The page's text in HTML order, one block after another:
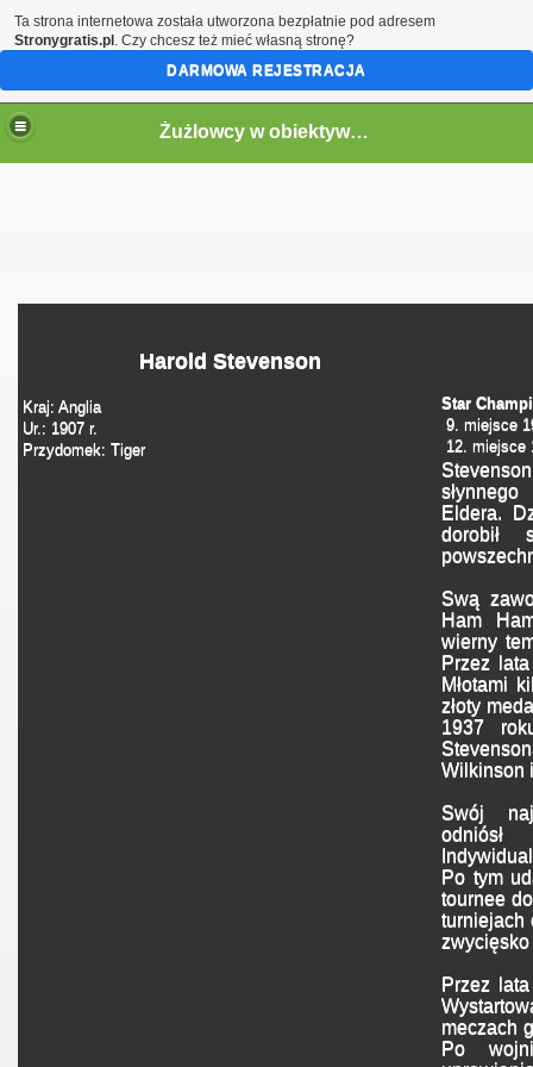
Żużlowcy w obiektywie by Speed
Harold Stevenson
Kraj: Anglia
Ur.: 1907 r.
Przydomek: Tiger
Star
9. miejsce
12. miejsce
Eldera.
dorobił
Swą
Ham
wierny
Przez lata
Młotami
złoty
1937
Wilkinson
Swój
Po tym
tournee
turniejach
zwycięsko
Przez
meczach
Po
Ta strona internetowa została utworzona bezpłatnie pod adresem
Stronygratis.pl . Czy chcesz też mieć własną stronę?
DARMOWA REJESTRACJA